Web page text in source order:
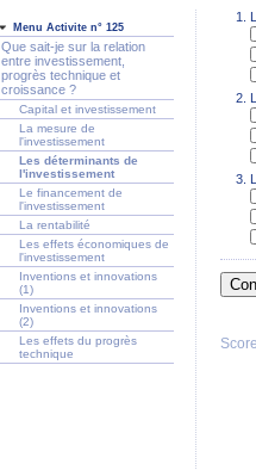
Menu Activite n° 125
Que sait-je sur la relation
entre investissement,
progrès technique et
croissance ?
Capital et investissement
La mesure de
l'investissement
Les déterminants de
l'investissement
Le financement de
l'investissement
La rentabilité
Les effets économiques de
l'investissement
Inventions et innovations
(1)
Inventions et innovations
(2)
Les effets du progrès
technique